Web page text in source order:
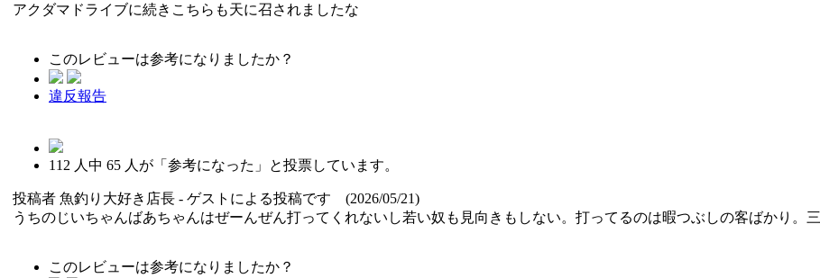
アクダマドライブに続きこちらも天に召されましたな
このレビューは参考になりましたか？
違反報告
112 人中 65 人が「参考になった」と投票しています。
投稿者 魚釣り大好き店長 - ゲストによる投稿です (2026/05/21)
うちのじいちゃんばあちゃんはぜーんぜん打ってくれないし若い奴も見向きもしない。打ってるのは暇つぶしの客ばかり。
このレビューは参考になりましたか？